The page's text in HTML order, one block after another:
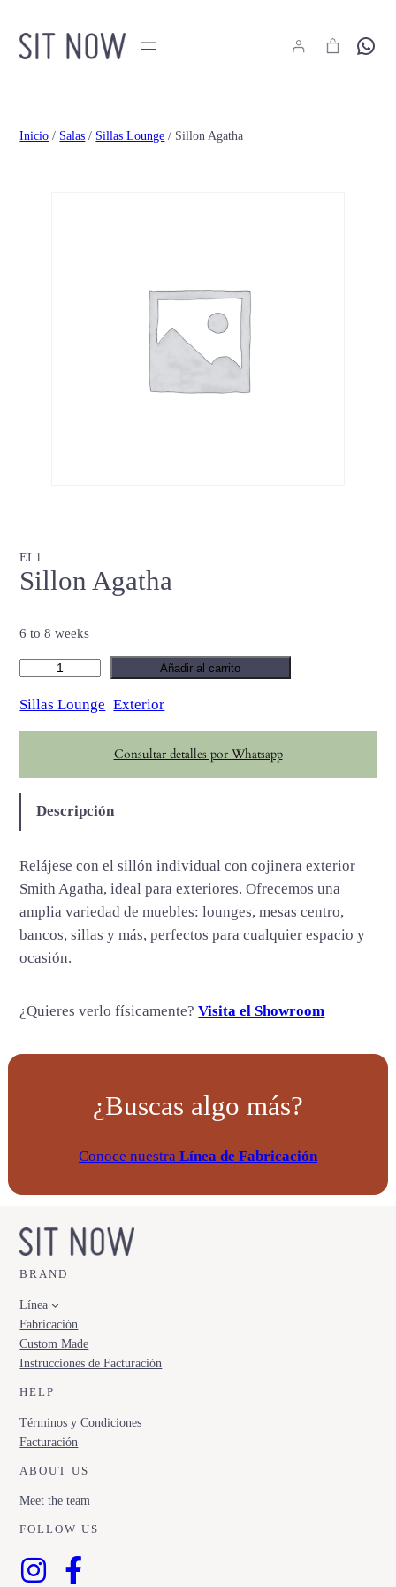
Hola
Inicio / Salas / Sillas Lounge / Sillon Agatha
EL1
Sillon Agatha
6 to 8 weeks
l
l
n
g
t
h
a
c
a
t
d
Añadir al carrito
Sillas Lounge Exterior
Consultar detalles por Whatsapp
Descripción
Relájese con el sillón individual con cojinera exterior
Smith Agatha, ideal para exteriores. Ofrecemos una
amplia variedad de muebles: lounges, mesas centro,
bancos, sillas y más, perfectos para cualquier espacio y
ocasión.
¿Quieres verlo físicamente?Visita el Showroom
¿Buscas algo más?
Conoce nuestra Línea de Fabricación
BRAND
Línea
Fabricación
Custom Made
Instrucciones de Facturación
HELP
Términos y Condiciones
Facturación
ABOUT US
Meet the team
FOLLOW US